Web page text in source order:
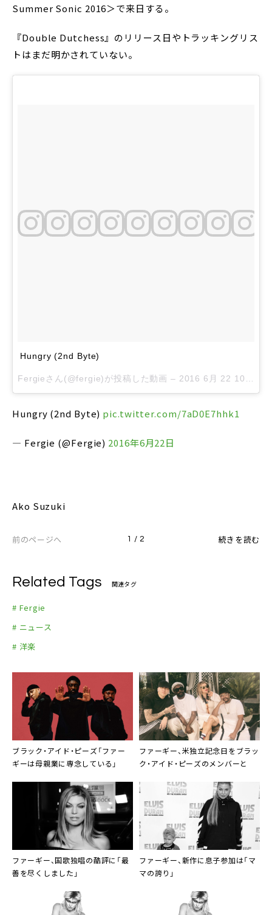
Summer Sonic 2016＞で来日する。
『Double Dutchess』のリリース日やトラッキングリス
トはまだ明かされていない。
Hungry (2nd Byte)
Fergieさん(@fergie)が投稿した動画 – 2016 6月 22 10:09午前 PDT
Hungry (2nd Byte) pic.twitter.com/7aD0E7hhk1
— Fergie (@Fergie) 2016年6月22日
Ako Suzuki
前のページへ 1 / 2 続きを読む
Related Tags 関連タグ
# Fergie
# ニュース
# 洋楽
ブラック・アイド・ピーズ「ファー
ギーは母親業に専念している」
ファーギー、米独立記念日をブラッ
ク・アイド・ピーズのメンバーと
ファーギー、国歌独唱の酷評に「最
善を尽くしました」
ファーギー、新作に息子参加は「マ
マの誇り」